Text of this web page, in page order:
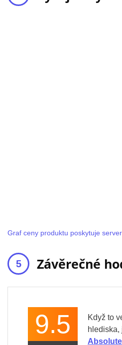
Graf ceny produktu poskytuje
Závěrečné
9.5
Když to
hlediska,